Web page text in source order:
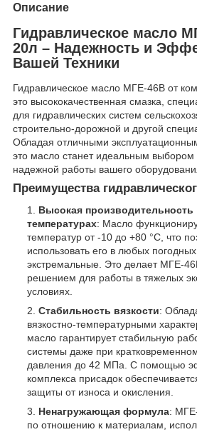
Описание
Гидравлическое масло
20л – Надежность и
Вашей Техники
Гидравлическое масло МГЕ-46В от
это высококачественная смазка,
для гидравлических систем
строительно-дорожной и другой
Обладая отличными
это масло станет идеальным выбором
надежной работы вашего
Преимущества
Высокая
температурах: Масло
температур от -10 до +80 °C, что
использовать его в любых
экстремальные. Это делает МГЕ-
решением для работы в тяжелых
условиях.
Стабильность вязкости:
вязкостно-температурными
масло гарантирует стабильную
системы даже при
давления до 42 МПа. С помощью
комплекса присадок
защиты от износа и окисления.
Ненагружающая формула:
по отношению к материалам,